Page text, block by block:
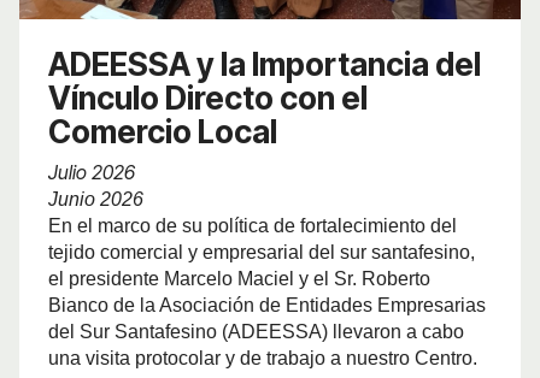
ADEESSA y la Importancia del
Vínculo Directo con el
Comercio Local
Julio 2026
Junio 2026
En el marco de su política de fortalecimiento del
tejido comercial y empresarial del sur santafesino,
el presidente Marcelo Maciel y el Sr. Roberto
Bianco de la Asociación de Entidades Empresarias
del Sur Santafesino (ADEESSA) llevaron a cabo
una visita protocolar y de trabajo a nuestro Centro.